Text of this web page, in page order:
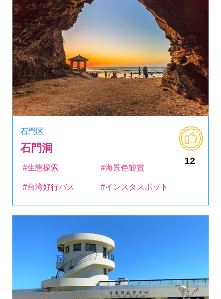
石門区
石門洞
12
#生態探索 #海景色観賞
#台湾好行バス #インスタスポット